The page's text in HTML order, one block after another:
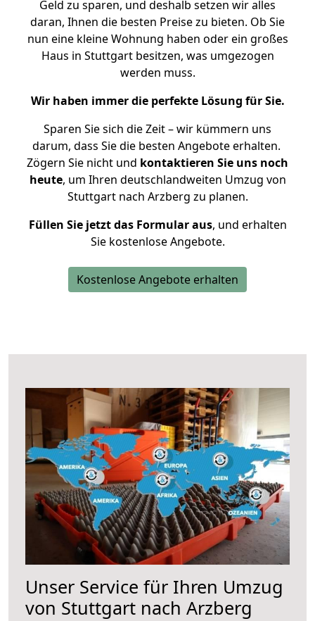
Geld zu sparen, und deshalb setzen wir alles
daran, Ihnen die besten Preise zu bieten. Ob Sie
nun eine kleine Wohnung haben oder ein großes
Haus in Stuttgart besitzen, was umgezogen
werden muss.
Wir haben immer die perfekte Lösung für Sie.
Sparen Sie sich die Zeit – wir kümmern uns
darum, dass Sie die besten Angebote erhalten.
Zögern Sie nicht und kontaktieren Sie uns noch
heute, um Ihren deutschlandweiten Umzug von
Stuttgart nach Arzberg zu planen.
Füllen Sie jetzt das Formular aus, und erhalten
Sie kostenlose Angebote.
Kostenlose Angebote erhalten
Unser Service für Ihren Umzug
von Stuttgart nach Arzberg